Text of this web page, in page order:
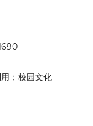
；校园文化